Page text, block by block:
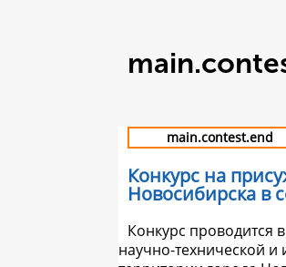
main.contest.end
Конкурс на
Новосибирска в
Конкурс проводится
научно-технической